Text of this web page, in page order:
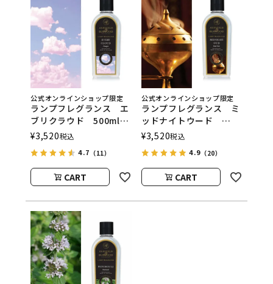
公式オンラインショップ限定
ランプフレグランス エ
ブリクラウド 500ml
フレグランスランプ用オ
イル
ASHLEIGH&BURWOOD
（アシュレイアンドバー
ウッド）
¥3,520税込
4.7 （11）
CART
公式オンラインショップ限定
ランプフレグランス ミ
ッドナイトウード
500ml フレグランスラ
ンプ用オイル
ASHLEIGH&BURWOOD
（アシュレイアンドバー
ウッド）
¥3,520税込
4.9（20）
CART